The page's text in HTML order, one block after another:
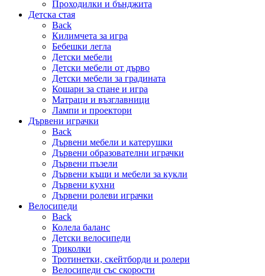
Проходилки и бънджита
Детска стая
Back
Килимчета за игра
Бебешки легла
Детски мебели
Детски мебели от дърво
Детски мебели за градината
Кошари за спане и игра
Матраци и възглавници
Лампи и проектори
Дървени играчки
Back
Дървени мебели и катерушки
Дървени образователни играчки
Дървени пъзели
Дървени къщи и мебели за кукли
Дървени кухни
Дървени ролеви играчки
Велосипеди
Back
Колела баланс
Детски велосипеди
Триколки
Тротинетки, скейтборди и ролери
Велосипеди със скорости